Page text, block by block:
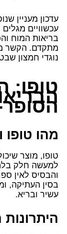
עדכון מעניין
עכשוויים
בריאות המוח
מתקדם. הקשר
נוגדי חמצון
טופו:
מהו טופו
טופו, מוצר
למעשה חלק
והבסיס לאין
בסין העתיקה,
עשיר ובריא.